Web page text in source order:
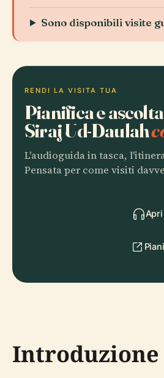
Sono disponibili visite
RENDI LA VISITA TUA
Pianifica e
Siraj Ud-Daulah
L'audioguida in tasca,
Pensata per come visiti
Introduzione